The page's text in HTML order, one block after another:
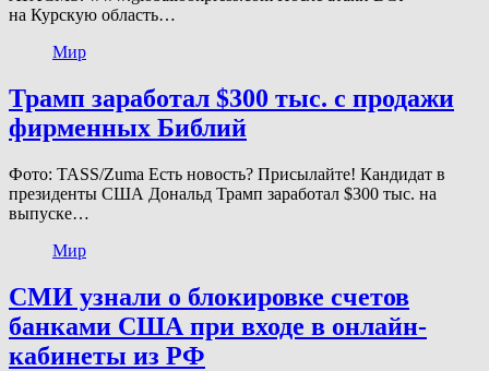
на Курскую область…
Мир
Трамп заработал $300 тыс. с продажи
фирменных Библий
Фото: TASS/Zuma Есть новость? Присылайте! Кандидат в
президенты США Дональд Трамп заработал $300 тыс. на
выпуске…
Мир
СМИ узнали о блокировке счетов
банками США при входе в онлайн-
кабинеты из РФ